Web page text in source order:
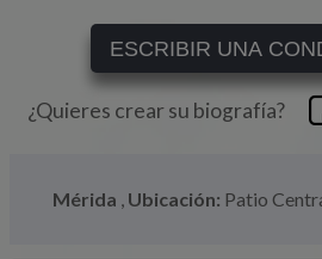
ESCRIBIR UNA
¿Quieres crear su biografía?
Mérida , Ubicación: Patio